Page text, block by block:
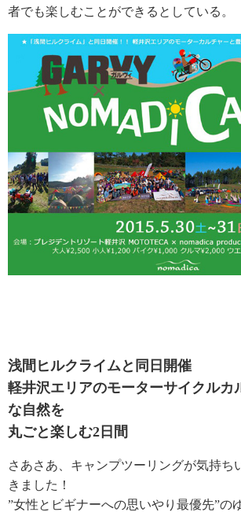
者でも楽しむことができるとしている。
浅間ヒルクライムと同日開催
軽井沢エリアのモーターサイクルカ
な自然を
丸ごと楽しむ2日間
さあさあ、キャンプツーリングが気持ち
きました！
”女性とビギナーへの思いやり最優先”の